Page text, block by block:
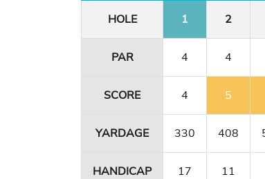
HOLE
1 2
PAR 4 4
SCORE 4 5
YARDAGE 330 408
HANDICAP 17 11